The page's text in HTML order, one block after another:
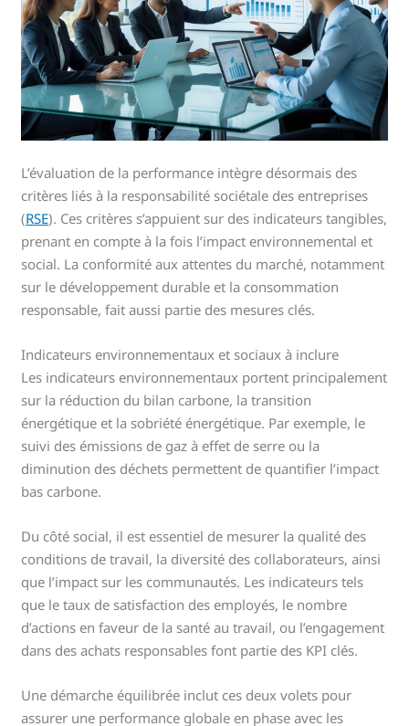
L’évaluation de la performance intègre désormais des
critères liés à la responsabilité sociétale des entreprises
(RSE). Ces critères s’appuient sur des indicateurs tangibles,
prenant en compte à la fois l’impact environnemental et
social. La conformité aux attentes du marché, notamment
sur le développement durable et la consommation
responsable, fait aussi partie des mesures clés.
Indicateurs environnementaux et sociaux à inclure
Les indicateurs environnementaux portent principalement
sur la réduction du bilan carbone, la transition
énergétique et la sobriété énergétique. Par exemple, le
suivi des émissions de gaz à effet de serre ou la
diminution des déchets permettent de quantifier l’impact
bas carbone.
Du côté social, il est essentiel de mesurer la qualité des
conditions de travail, la diversité des collaborateurs, ainsi
que l’impact sur les communautés. Les indicateurs tels
que le taux de satisfaction des employés, le nombre
d’actions en faveur de la santé au travail, ou l’engagement
dans des achats responsables font partie des KPI clés.
Une démarche équilibrée inclut ces deux volets pour
assurer une performance globale en phase avec les